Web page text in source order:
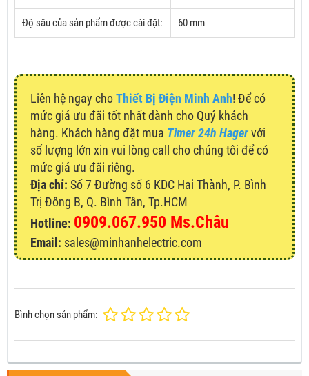
Độ sâu của sản phẩm được cài đặt: 60 mm
Liên hệ ngay choThiết Bị Điện Minh Anh! Để có
mức giá ưu đãi tốt nhất dành cho Quý khách
hàng. Khách hàng đặt mua Timer 24h Hagervới
số lượng lớn xin vui lòng call cho chúng tôi để có
mức giá ưu đãi riêng.
Địa chỉ: Số 7 Đường số 6 KDC Hai Thành, P. Bình
Trị Đông B, Q. Bình Tân, Tp.HCM
Hotline: 0909.067.950 Ms.Châu
Email: sales@minhanhelectric.com
Bình chọn sản phẩm: